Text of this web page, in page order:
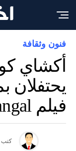
فنون وثقافة
أكشاي
فيلم Mission Mangal – أخبار
كتب